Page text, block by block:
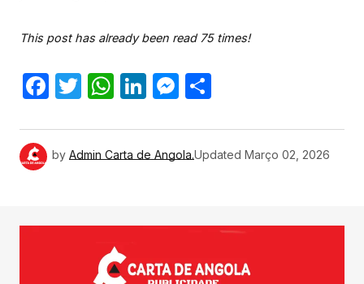
This post has already been read 75 times!
Facebook
Twitter
WhatsApp
LinkedIn
Messenger
by Admin Carta de Angola.Updated Março 02, 2026